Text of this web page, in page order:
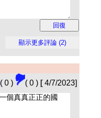
( 0 ) ( 0 ) [4/7/2023]